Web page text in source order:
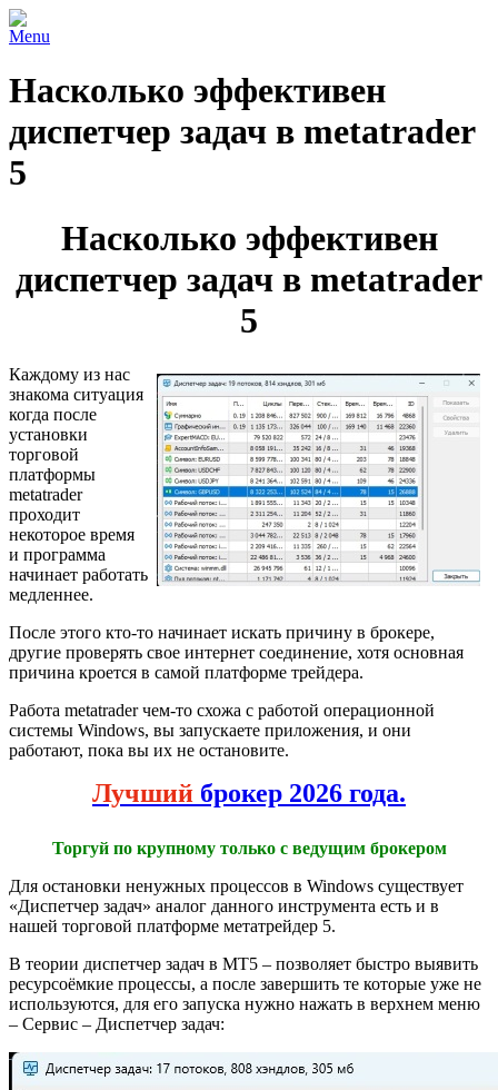
Menu
Насколько эффективен
диспетчер задач в metatrader
5
Насколько эффективен
диспетчер задач в metatrader
5
Каждому из нас
знакома ситуация
когда после
установки
торговой
платформы
metatrader
проходит
некоторое время
и программа
начинает работать
медленнее.
После этого кто-то начинает искать причину в брокере,
другие проверять свое интернет соединение, хотя основная
причина кроется в самой платформе трейдера.
Работа metatrader чем-то схожа с работой операционной
системы Windows, вы запускаете приложения, и они
работают, пока вы их не остановите.
Лучший брокер 2026 года.
Торгуй по крупному только с ведущим брокером
Для остановки ненужных процессов в Windows существует
«Диспетчер задач» аналог данного инструмента есть и в
нашей торговой платформе метатрейдер 5.
В теории диспетчер задач в МТ5 – позволяет быстро выявить
ресурсоёмкие процессы, а после завершить те которые уже не
используются, для его запуска нужно нажать в верхнем меню
– Сервис – Диспетчер задач: